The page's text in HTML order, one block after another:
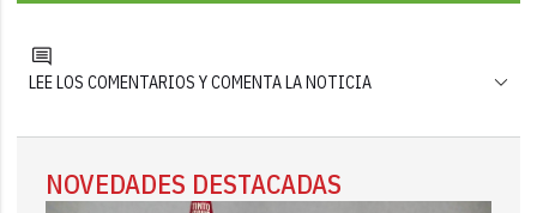
LEE LOS COMENTARIOS Y COMENTA LA NOTICIA
NOVEDADES DESTACADAS